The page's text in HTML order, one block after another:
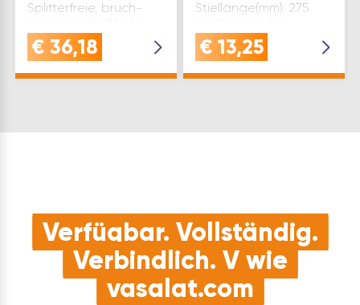
Splitterfreie, bruch-
Polyamid-Köpfe, 75
Shore D, getestet bis
Hammerschlagsilber
€ 36,18
Stiellänge(mm): 275
Material Stiel: Hickory
Marke: Halder
€ 13,25
Verfügbar. Vollständig.
Verbindlich. V wie
vasalat.com